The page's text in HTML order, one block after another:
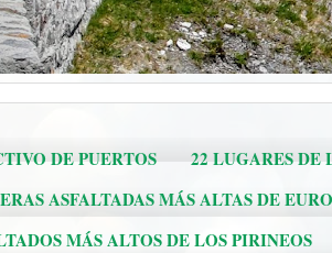
DE PUERTOS
22 LUGARES DE
ASFALTADAS MÁS ALTAS DE
MÁS ALTOS DE LOS PIRINEOS